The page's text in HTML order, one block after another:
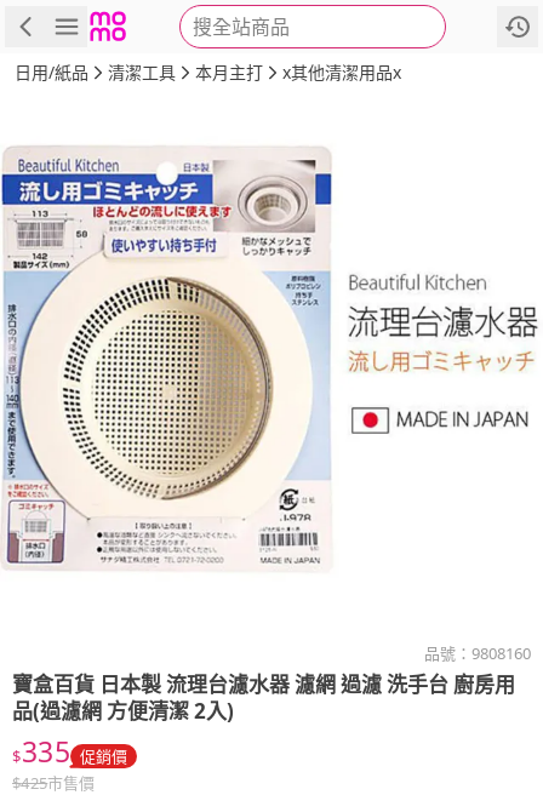
搜全站商品
商品 評價 詳情
日用/紙品 清潔工具 本月主打 x其他清潔用品x
品號： 9808160
寶盒百貨 日本製 流理台濾水器 濾網 過濾 洗手台 廚房用
品(過濾網 方便清潔 2入)
$335 促銷價
$425市售價